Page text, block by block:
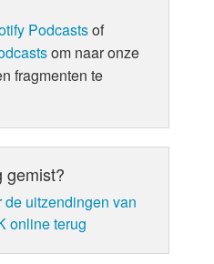
Podcastsof
om naar onze
fragmenten te
gemist?
de uit­zen­din­gen van
online terug